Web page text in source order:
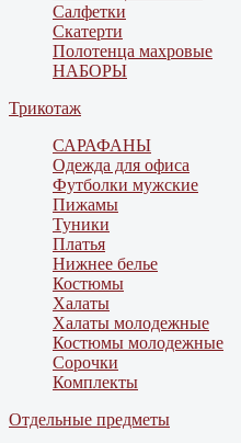
Салфетки
Скатерти
Полотенца махровые
НАБОРЫ
Трикотаж
САРАФАНЫ
Одежда для офиса
Футболки мужские
Пижамы
Туники
Платья
Нижнее белье
Костюмы
Халаты
Халаты молодежные
Костюмы молодежные
Сорочки
Комплекты
Отдельные предметы